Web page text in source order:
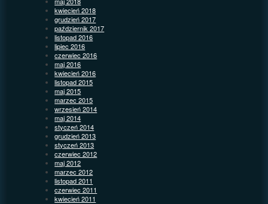
kwiecień 2018
grudzień 2017
październik 2017
listopad 2016
lipiec 2016
czerwiec 2016
maj 2016
kwiecień 2016
listopad 2015
maj 2015
marzec 2015
wrzesień 2014
maj 2014
styczeń 2014
grudzień 2013
styczeń 2013
czerwiec 2012
maj 2012
marzec 2012
listopad 2011
czerwiec 2011
kwiecień 2011